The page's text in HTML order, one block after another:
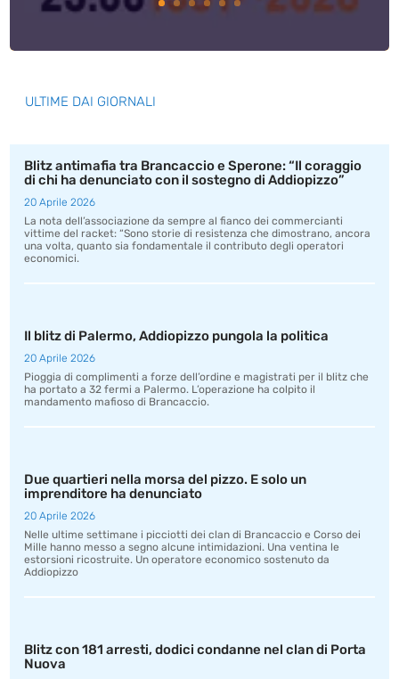
ULTIME DAI GIORNALI
Blitz antimafia tra Brancaccio e Sperone: “Il coraggio
di chi ha denunciato con il sostegno di Addiopizzo”
20 Aprile 2026
La nota dell’associazione da sempre al fianco dei commercianti
vittime del racket: “Sono storie di resistenza che dimostrano, ancora
una volta, quanto sia fondamentale il contributo degli operatori
economici.
Il blitz di Palermo, Addiopizzo pungola la politica
20 Aprile 2026
Pioggia di complimenti a forze dell’ordine e magistrati per il blitz che
ha portato a 32 fermi a Palermo. L’operazione ha colpito il
mandamento mafioso di Brancaccio.
Due quartieri nella morsa del pizzo. E solo un
imprenditore ha denunciato
20 Aprile 2026
Nelle ultime settimane i picciotti dei clan di Brancaccio e Corso dei
Mille hanno messo a segno alcune intimidazioni. Una ventina le
estorsioni ricostruite. Un operatore economico sostenuto da
Addiopizzo
Blitz con 181 arresti, dodici condanne nel clan di Porta
Nuova